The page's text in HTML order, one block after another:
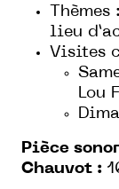
lieu
Visites
Lou
Pièce
Chauvot :